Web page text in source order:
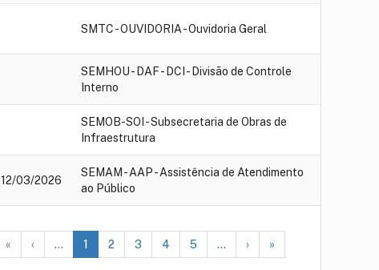
SMTC - OUVIDORIA - Ouvidoria Geral
SEMHOU - DAF - DCI - Divisão de Controle
Interno
SEMOB-SOI - Subsecretaria de Obras de
Infraestrutura
12/03/2026
SEMAM - AAP - Assistência de Atendimento
ao Público
« ‹ ... 1 2 3 4 5 ... › »